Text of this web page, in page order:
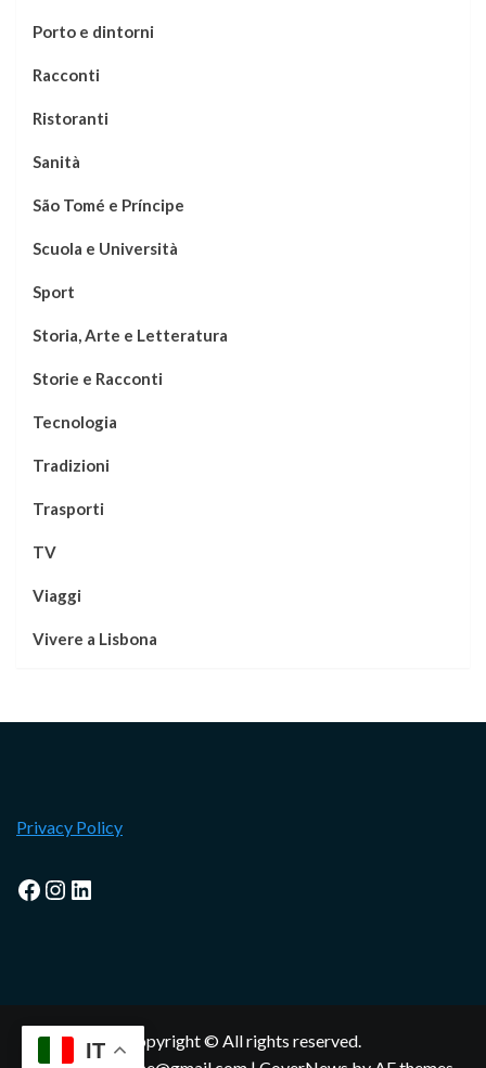
Porto e dintorni
Racconti
Ristoranti
Sanità
São Tomé e Príncipe
Scuola e Università
Sport
Storia, Arte e Letteratura
Storie e Racconti
Tecnologia
Tradizioni
Trasporti
TV
Viaggi
Vivere a Lisbona
Privacy Policy
Facebook
Instagram
LinkedIn
Copyright © All rights reserved.
IT